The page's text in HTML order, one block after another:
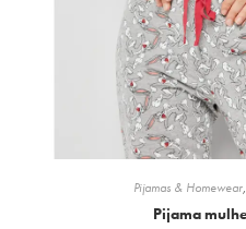
Pijamas & Homewear,
Pijama